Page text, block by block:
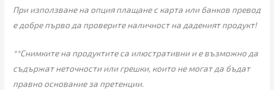
При използване на опция плащане с карта или банков превод
е добре първо да проверите наличност на даденият продукт!
**Снимките на продуктите са илюстративни и е възможно да
съдържат неточности или грешки, които не могат да бъдат
правно основание за претенции.